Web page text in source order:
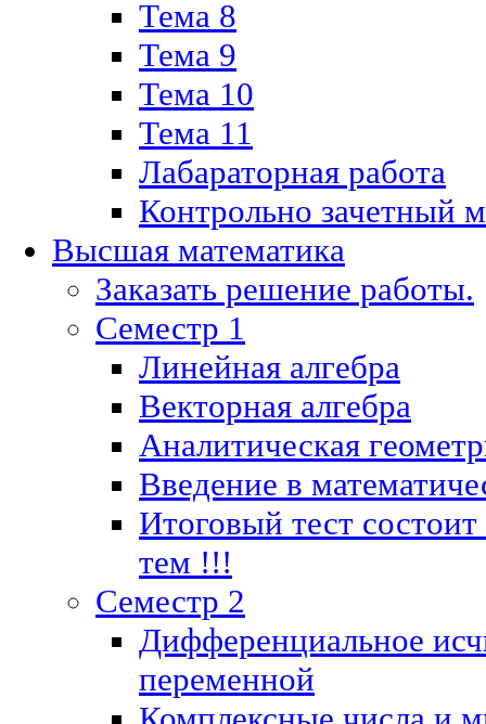
Тема 8
Тема 9
Тема 10
Тема 11
Лабараторная работа
Контрольно зачетный
Высшая математика
Заказать решение работы.
Семестр 1
Линейная алгебра
Векторная алгебра
Аналитическая
Введение в
Итоговый тест
тем !!!
Семестр 2
Дифференциальное
переменной